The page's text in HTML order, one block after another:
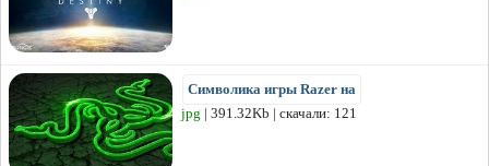
Символика игры Razer на
jpg | 391.32Kb | скачали: 121